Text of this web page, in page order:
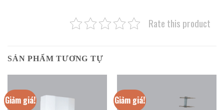
Rate this product
SẢN PHẨM TƯƠNG TỰ
Giảm giá! Giảm giá!